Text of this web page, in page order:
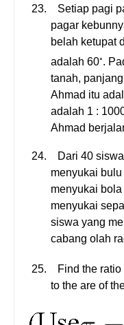
23.
Setiap pagi
pagar
belah ketupat
adalah 60◦.
tanah,
Ahmad itu
adalah 1 :
Ahmad
24.
Dari 40
menyukai
menyukai
menyukai
siswa yang
cabang olah
25.
Find the
to the are of